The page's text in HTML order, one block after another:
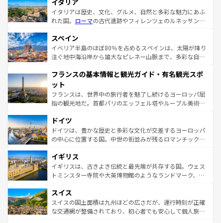
イタリア
イタリアは歴史、文化、グルメ、自然と多彩な魅力にあふ
れた国。 ローマの古代遺跡やフィレンツェのルネッサンス
ろん、トスカーナの美しい田園風景やアマルフィ海岸の絶
景など、自然景観も見逃せない。観光の合間には、本場の
ピザやパスタなど、絶品のイタリア料理を堪能することも
ませてくれるイタリアで、忘れられない旅をしてみよう！
なお、新着のイタリア情報は
しい。
スペイン
イベリア半島のほぼ80％を占めるスペインは、太陽が降り
注ぐ地中海沿岸から雄大なピレネー山脈まで、多彩な自然
文化が根付くこの国では、情熱的なフラメンコ、熱気あふ
れる闘牛、そして美味しいタパスが生活の一部となってい
る。首都マドリードの洗練された雰囲気や、バルセロナの
アートに溢れた街角から、地方では古代ローマ遺跡や中世
せる。地方によって風土や気候が異なるスペインはその個
性で訪れる人を魅了する。 なお、新着のスペイン情報は コ
ンテンツ一覧を参照してほしい。
フランスの基本情報と観光ガイド・有名観光スポ
ット
フランスは、世界中の旅行者を魅了し続けるヨーロッパ屈
指の観光地だ。首都パリのエッフェル塔やルーブル美術館
で、幅広い魅力が詰まっている。華麗な宮殿、歴史的な大
聖堂、美しいビーチ、そして豊かな自然が、訪れる者を心
から魅了する。また、フランスは美食の国としても知ら
いる。シャンパンの発祥地であるランス、プロヴァンスの
香り高いラベンダー畑など、多彩な楽しみ方が可能だ。さ
らに、パリ以外の地域にも魅力が溢れており、どの街角に
れる地方に足を運ぶとそれぞれで全く異なる文化を体験で
きるだろう。 なお、新着のフランス情報はコンテンツ一覧
を参照してほしい。
ドイツ
ドイツは、豊かな歴史と多彩な文化が交差するヨーロッパ
の中心に位置する国。中世の街並みが残るロマンチック街
顔を持つこの国は、どこを歩いても飽きることがない。ベ
ルリンの文化的活気、バイエルン州のアルプスの絶景、そ
してライン川沿いのワイン畑といった風景は必見。ビール
は、お酒好きな人にはぜひ体験してほしい。 なお、新着の
ドイツ情報はコンテンツ一覧を参照してほしい。
イギリス
イギリスは、古きよき伝統と最先端が共存する国。ウェス
トミンスター寺院や大英博物館のようなランドマーク、歴
リアごとに異なる魅力がある。また、優雅なアフタヌーン
ティー、ビール好きにはたまらない英国パブ、サッカー観
戦など、本場だからこそできる体験も豊富。イギリスを旅
スイス
スイスの国土面積は九州ほどの広さだが、運行時刻が正確
な交通網が整備されており、初心者でも安心して個人旅行